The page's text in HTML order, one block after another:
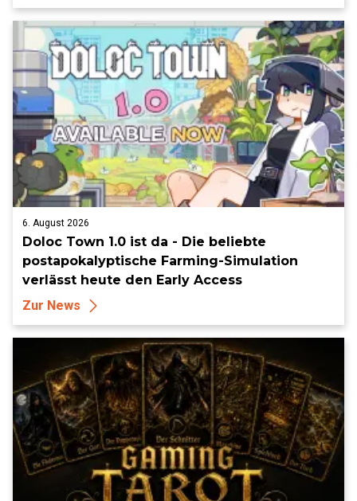
6. August 2026
Doloc Town 1.0 ist da - Die beliebte
postapokalyptische Farming-Simulation
verlässt heute den Early Access
Zur News